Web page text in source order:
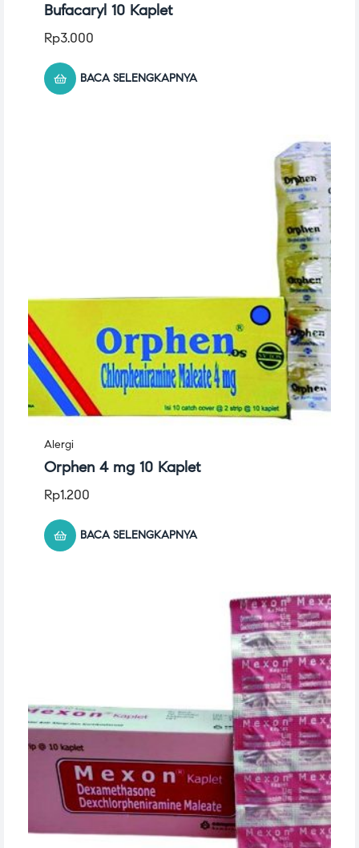
Bufacaryl 10 Kaplet
Rp3.000
BACA SELENGKAPNYA
Alergi
Orphen 4 mg 10 Kaplet
Rp1.200
BACA SELENGKAPNYA